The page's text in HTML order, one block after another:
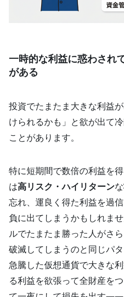
一時的な利益に惑わされ
がある
投資でたまたま大きな利益
けられるかも」と欲が出て
ことがあります。
特に短期間で数倍の利益を
は高リスク・ハイリターン
忘れ、運良く得た利益を過
負に出てしまうかもしれま
ルでたまたま勝った人がさ
破滅してしまうのと同じパタ
急騰した仮想通貨で大きな
る利益を欲張って全財産を